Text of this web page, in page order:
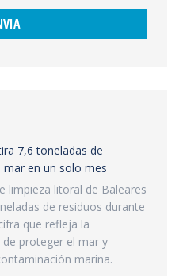
7,6 toneladas de
mar en un solo mes
limpieza litoral de Baleares
de residuos durante
que refleja la
proteger el mar y
marina.